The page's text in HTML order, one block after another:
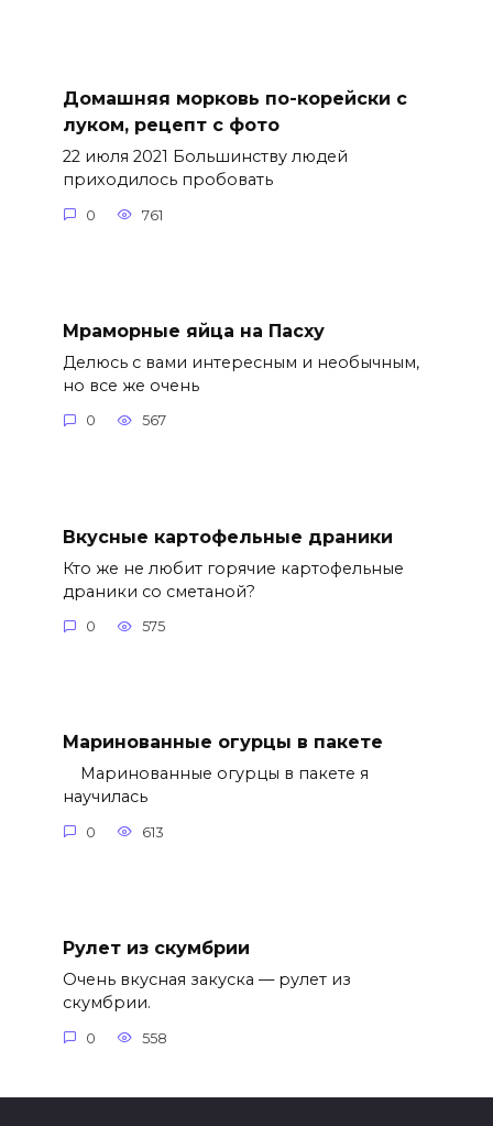
Домашняя морковь по-корейски с
луком, рецепт с фото
22 июля 2021 Большинству людей
приходилось пробовать
0 761
Мраморные яйца на Пасху
Делюсь с вами интересным и необычным,
но все же очень
0 567
Вкусные картофельные драники
Кто же не любит горячие картофельные
драники со сметаной?
0 575
Маринованные огурцы в пакете
Маринованные огурцы в пакете я
научилась
0 613
Рулет из скумбрии
Очень вкусная закуска — рулет из
скумбрии.
0 558